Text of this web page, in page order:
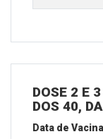
DOSE 2 E
DOS 40,
Data de